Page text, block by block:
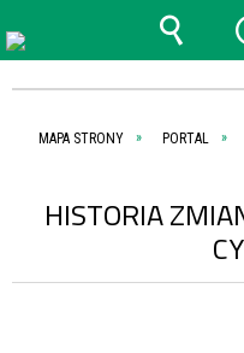
MAPA STRONY PORTAL
HISTORIA